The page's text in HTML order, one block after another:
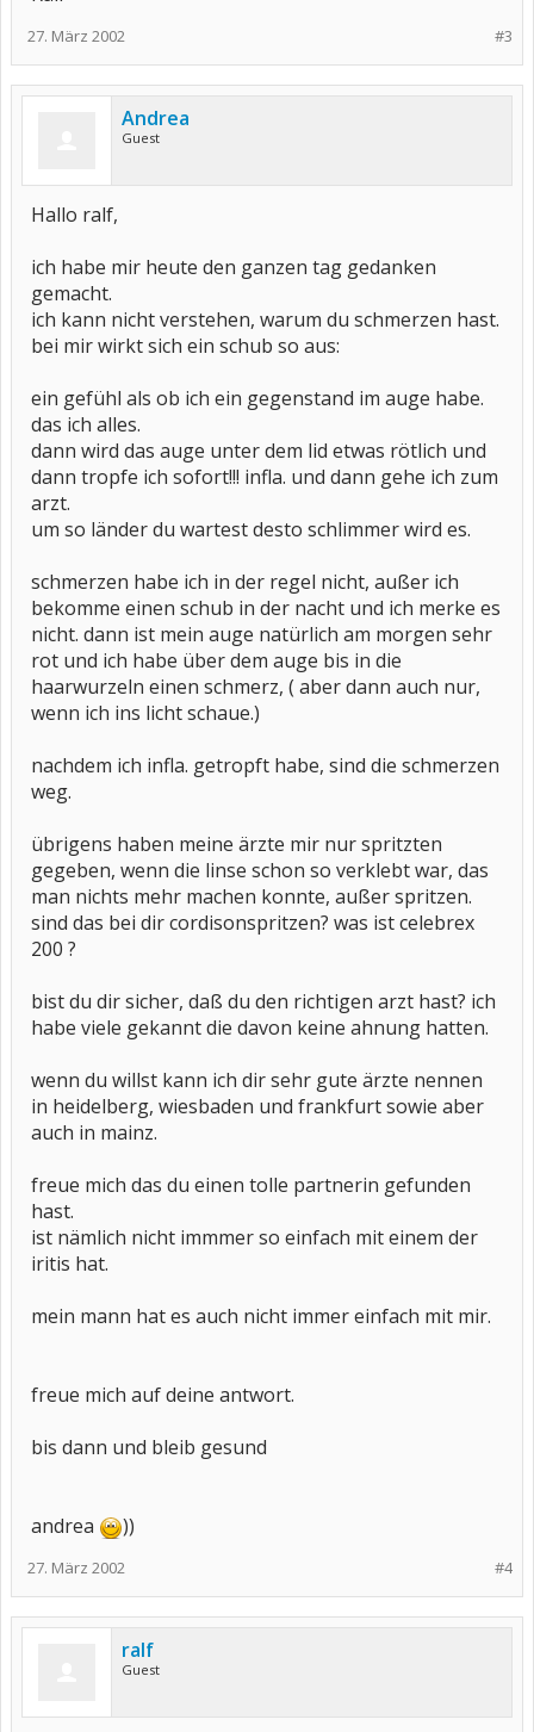
#3
27. März 2002
Andrea
Guest
Hallo ralf,
ich habe mir heute den ganzen tag gedanken
gemacht.
ich kann nicht verstehen, warum du schmerzen hast.
bei mir wirkt sich ein schub so aus:
ein gefühl als ob ich ein gegenstand im auge habe.
das ich alles.
dann wird das auge unter dem lid etwas rötlich und
dann tropfe ich sofort!!! infla. und dann gehe ich zum
arzt.
um so länder du wartest desto schlimmer wird es.
schmerzen habe ich in der regel nicht, außer ich
bekomme einen schub in der nacht und ich merke es
nicht. dann ist mein auge natürlich am morgen sehr
rot und ich habe über dem auge bis in die
haarwurzeln einen schmerz, ( aber dann auch nur,
wenn ich ins licht schaue.)
nachdem ich infla. getropft habe, sind die schmerzen
weg.
übrigens haben meine ärzte mir nur spritzten
gegeben, wenn die linse schon so verklebt war, das
man nichts mehr machen konnte, außer spritzen.
sind das bei dir cordisonspritzen? was ist celebrex
200 ?
bist du dir sicher, daß du den richtigen arzt hast? ich
habe viele gekannt die davon keine ahnung hatten.
wenn du willst kann ich dir sehr gute ärzte nennen
in heidelberg, wiesbaden und frankfurt sowie aber
auch in mainz.
freue mich das du einen tolle partnerin gefunden
hast.
ist nämlich nicht immmer so einfach mit einem der
iritis hat.
mein mann hat es auch nicht immer einfach mit mir.
freue mich auf deine antwort.
bis dann und bleib gesund
andrea ))
#4
27. März 2002
ralf
Guest